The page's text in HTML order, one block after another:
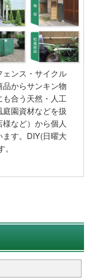
ンス・サイクル
からサンキン物
合う天然・人工
園資材などを扱
など）から個人
す。DIY(日曜大